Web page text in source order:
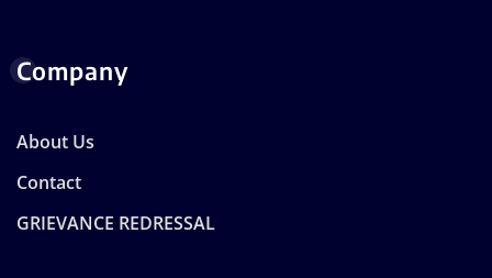
Company
About Us
Contact
GRIEVANCE REDRESSAL